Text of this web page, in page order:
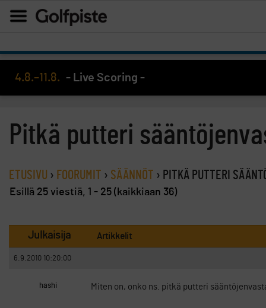
4.8.–11.8. - Live Scoring -
Pitkä putteri
ETUSIVU › FOORUMIT › SÄÄNNÖT › PITKÄ PUTTERI
Esillä 25 viestiä, 1 - 25 (kaikkiaan 36)
Julkaisija Artikkelit
6.9.2010 10:20:00
hashi Miten on, onko ns. pitkä putteri